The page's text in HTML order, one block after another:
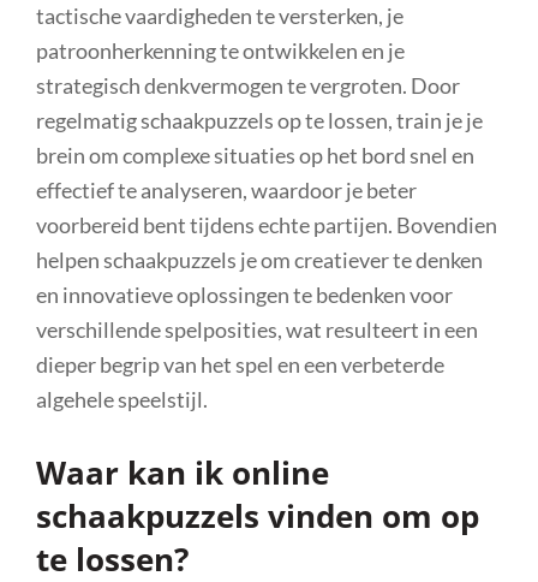
tactische vaardigheden te versterken, je
patroonherkenning te ontwikkelen en je
strategisch denkvermogen te vergroten. Door
regelmatig schaakpuzzels op te lossen, train je je
brein om complexe situaties op het bord snel en
effectief te analyseren, waardoor je beter
voorbereid bent tijdens echte partijen. Bovendien
helpen schaakpuzzels je om creatiever te denken
en innovatieve oplossingen te bedenken voor
verschillende spelposities, wat resulteert in een
dieper begrip van het spel en een verbeterde
algehele speelstijl.
Waar kan ik online
schaakpuzzels vinden om op
te lossen?